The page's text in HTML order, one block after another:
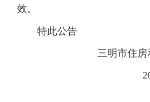
效。
特此公告
三明市住房